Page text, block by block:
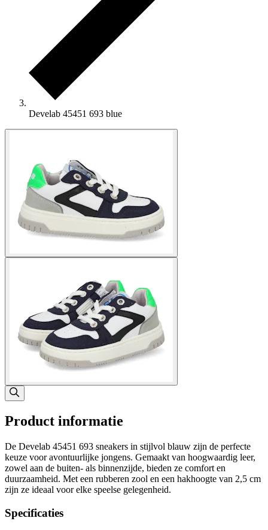
Develab 45451 693 blue
Product informatie
De Develab 45451 693 sneakers in stijlvol blauw zijn de perfecte
keuze voor avontuurlijke jongens. Gemaakt van hoogwaardig leer,
zowel aan de buiten- als binnenzijde, bieden ze comfort en
duurzaamheid. Met een rubberen zool en een hakhoogte van 2,5 cm
zijn ze ideaal voor elke speelse gelegenheid.
Specificaties